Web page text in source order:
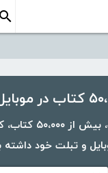
شما
با اپلیکیشن
و تبلت خود داشته